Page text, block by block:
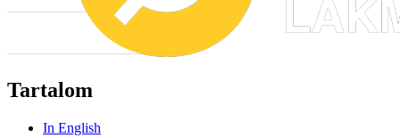
Tartalom
In English